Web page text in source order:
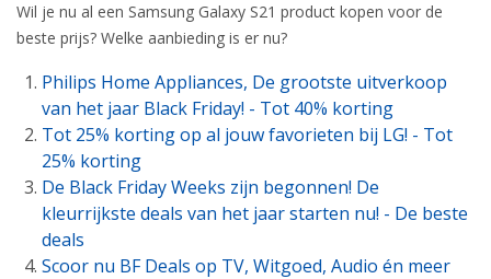
Wil je nu al een Samsung Galaxy S21 product kopen voor de
beste prijs? Welke aanbieding is er nu?
Philips Home Appliances, De grootste uitverkoop
van het jaar Black Friday! - Tot 40% korting
Tot 25% korting op al jouw favorieten bij LG! - Tot
25% korting
De Black Friday Weeks zijn begonnen! De
kleurrijkste deals van het jaar starten nu! - De beste
deals
Scoor nu BF Deals op TV, Witgoed, Audio én meer